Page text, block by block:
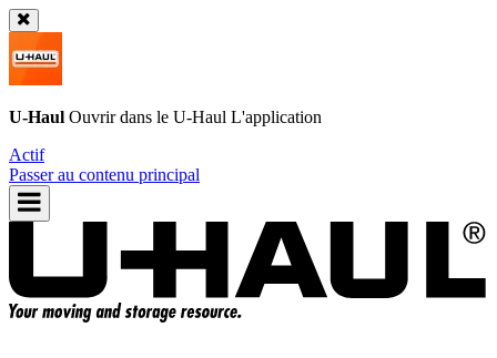
U-Haul Ouvrir dans le U-Haul L'application
Actif
Passer au contenu principal